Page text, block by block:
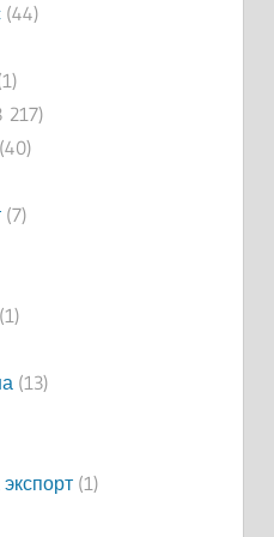
(44)
(40)
(7)
(13)
(1)